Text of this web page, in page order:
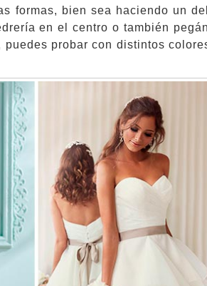
formas, bien sea haciendo un
en el centro o también
puedes probar con distintos